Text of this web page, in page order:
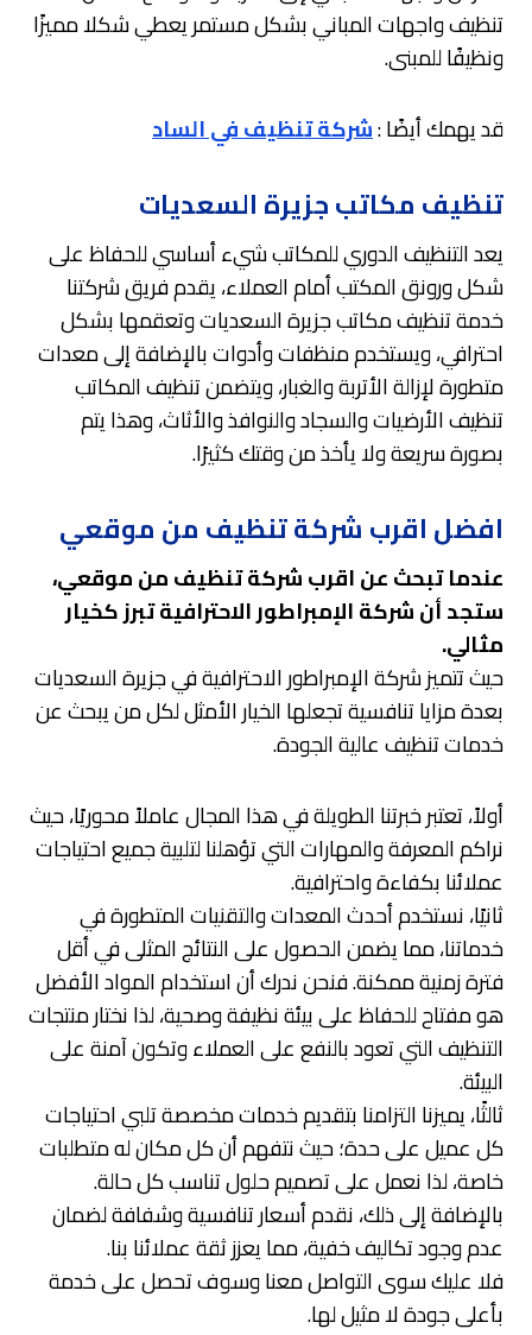
تنظيف واجهات المباني بشكل مستمر يعطي شكلا مميزًا
ونظيفًا للمبنى.
قد يهمك أيضًا :شركة تنظيف في الساد
تنظيف مكاتب جزيرة السعديات
يعد التنظيف الدوري للمكاتب شيء أساسي للحفاظ على
شكل ورونق المكتب أمام العملاء، يقدم فريق شركتنا
خدمة تنظيف مكاتب جزيرة السعديات وتعقمها بشكل
احترافي، ويستخدم منظفات وأدوات بالإضافة إلى معدات
متطورة لإزالة الأتربة والغبار، ويتضمن تنظيف المكاتب
تنظيف الأرضيات والسجاد والنوافذ والأثاث، وهذا يتم
بصورة سريعة ولا يأخذ من وقتك كثيرًا.
افضل اقرب شركة تنظيف من موقعي
عندما تبحث عن اقرب شركة تنظيف من موقعي،
ستجد أن شركة الإمبراطور الاحترافية تبرز كخيار
مثالي.
حيث تتميز شركة الإمبراطور الاحترافية في جزيرة السعديات
بعدة مزايا تنافسية تجعلها الخيار الأمثل لكل من يبحث عن
خدمات تنظيف عالية الجودة.
أولاً، تعتبر خبرتنا الطويلة في هذا المجال عاملاً محوريًا، حيث
نراكم المعرفة والمهارات التي تؤهلنا لتلبية جميع احتياجات
عملائنا بكفاءة واحترافية.
ثانيًا، نستخدم أحدث المعدات والتقنيات المتطورة في
خدماتنا، مما يضمن الحصول على النتائج المثلى في أقل
فترة زمنية ممكنة. فنحن ندرك أن استخدام المواد الأفضل
هو مفتاح للحفاظ على بيئة نظيفة وصحية، لذا نختار منتجات
التنظيف التي تعود بالنفع على العملاء وتكون آمنة على
البيئة.
ثالثًا، يميزنا التزامنا بتقديم خدمات مخصصة تلبي احتياجات
كل عميل على حدة؛ حيث نتفهم أن كل مكان له متطلبات
خاصة، لذا نعمل على تصميم حلول تناسب كل حالة.
بالإضافة إلى ذلك، نقدم أسعار تنافسية وشفافة لضمان
عدم وجود تكاليف خفية، مما يعزز ثقة عملائنا بنا.
فلا عليك سوى التواصل معنا وسوف تحصل على خدمة
بأعلى جودة لا مثيل لها.